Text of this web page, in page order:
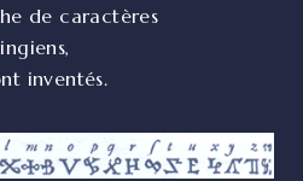
de caractères
inventés.